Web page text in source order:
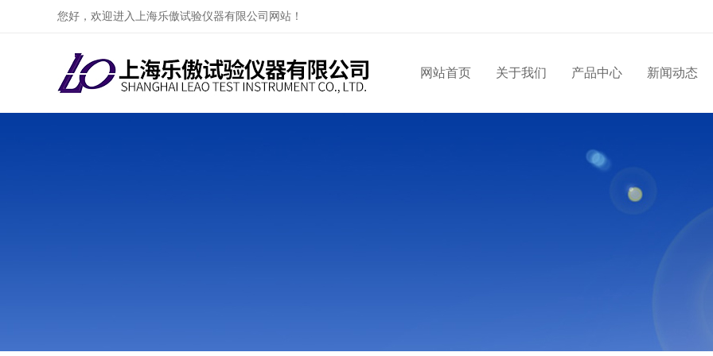
您好，欢迎进入上海乐傲试验仪器有限公司网站！
网站首页 关于我们 产品中心 新闻动态